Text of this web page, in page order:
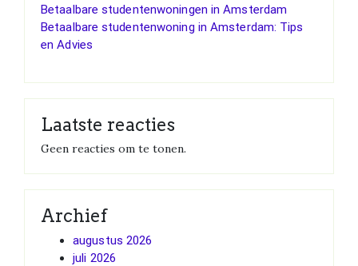
Betaalbare studentenwoningen in Amsterdam
Betaalbare studentenwoning in Amsterdam: Tips
en Advies
Laatste reacties
Geen reacties om te tonen.
Archief
augustus 2026
juli 2026